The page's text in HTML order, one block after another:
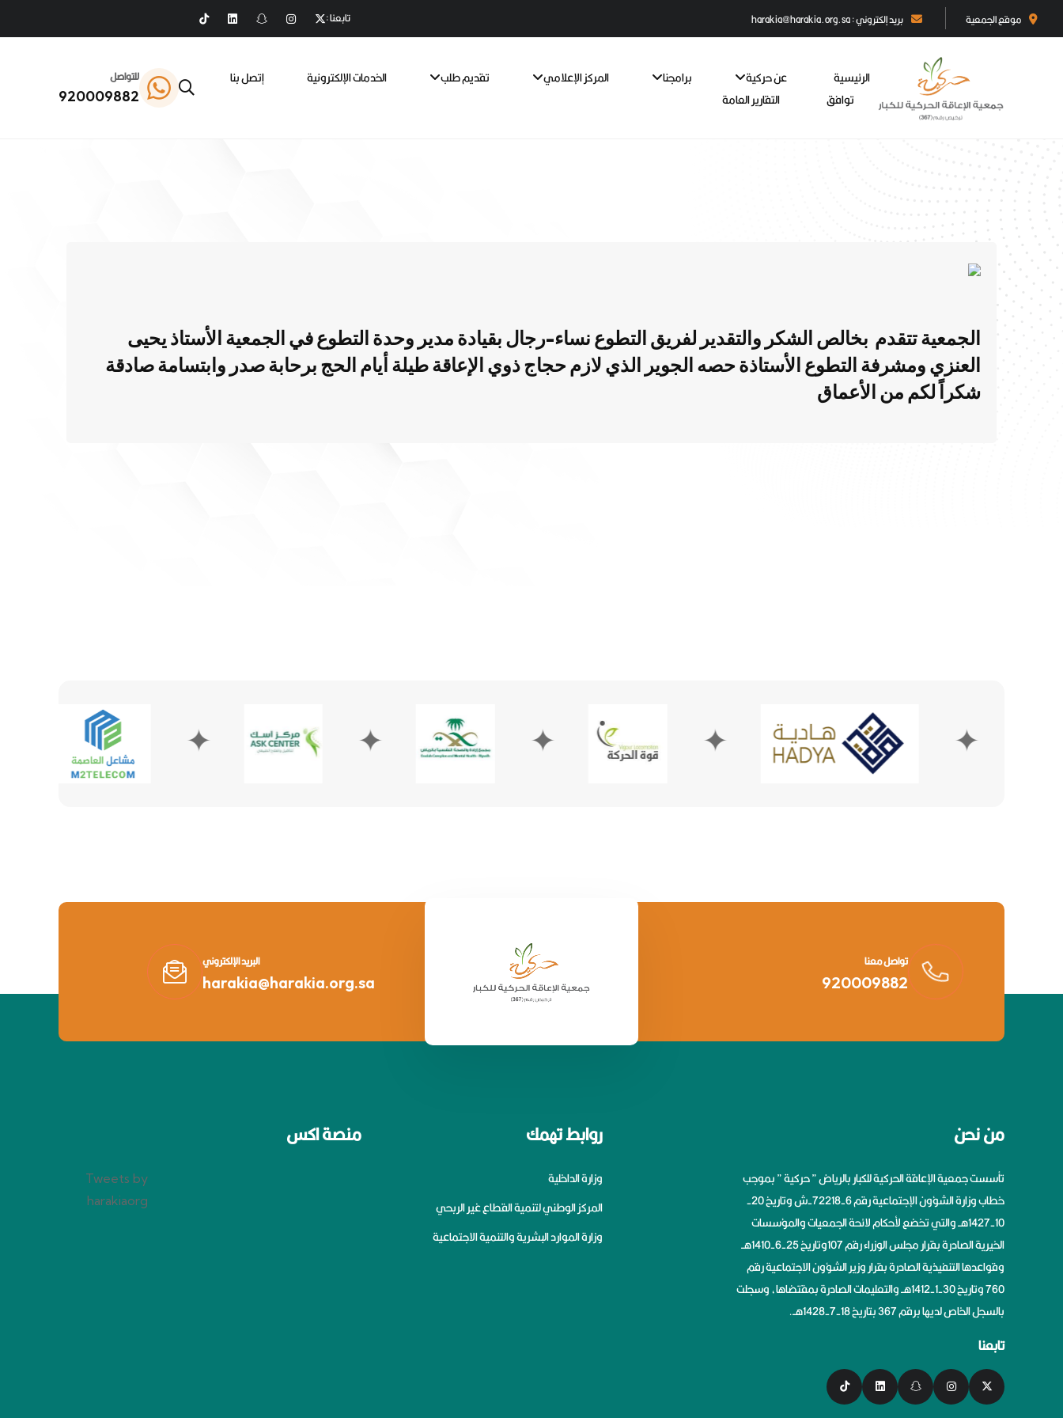
موقع الجمعية بريد إلكتروني : harakia@harakia.org.sa تابعنا :
الرئيسية عن حركية برامجنا المركز الإعلامي تقديم طلب الخدمات الإلكترونية
إتصل بنا
توافق
التقارير العامة
للتواصل
920009882
الجمعية تتقدم بخالص الشكر والتقدير لفريق التطوع نساء-رجال بقيادة مدير وحدة التطوع في الجمعية الأستاذ يحيى
العنزي ومشرفة التطوع الأستاذة حصه الجوير الذي لازم حجاج ذوي الإعاقة طيلة أيام الحج برحابة صدر وابتسامة صادقة
شكراً لكم من الأعماق
✦ ✦ ✦ ✦ ✦
تواصل معنا
920009882
البريد الإلكتروني
harakia@harakia.org.sa
من نحن
تأسست جمعية الإعاقة الحركية للكبار بالرياض ” حركية ” بموجب
خطاب وزارة الشؤون الإجتماعية رقم 6-72218-ش وتاريخ 20-
10-1427هــ والتي تخضع لأحكام لائحة الجمعيات والمؤسسات
الخيرية الصادرة بقرار مجلس الوزراء رقم 107وتاريخ 25-6-1410هــ
وقواعدها التنفيذية الصادرة بقرار وزير الشؤون الاجتماعية رقم
760 وتاريخ 30-1-1412هــ والتعليمات الصادرة بمقتضاها، وسجلت
بالسجل الخاص لديها برقم 367 بتاريخ 18-7-1428هــ.
تابعنا
روابط تهمك
وزارة الداخلية
المركز الوطني لتنمية القطاع غير الربحي
وزارة الموارد البشرية والتنمية الاجتماعية
منصة اكس
Tweets by
harakiaorg